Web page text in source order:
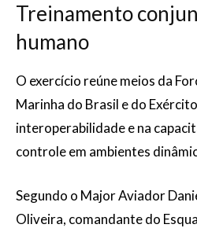
Treinamento
humano
O exercício reúne meios da
Marinha do Brasil e do
interoperabilidade e na
controle em ambientes
Segundo o Major Aviador
Oliveira, comandante do